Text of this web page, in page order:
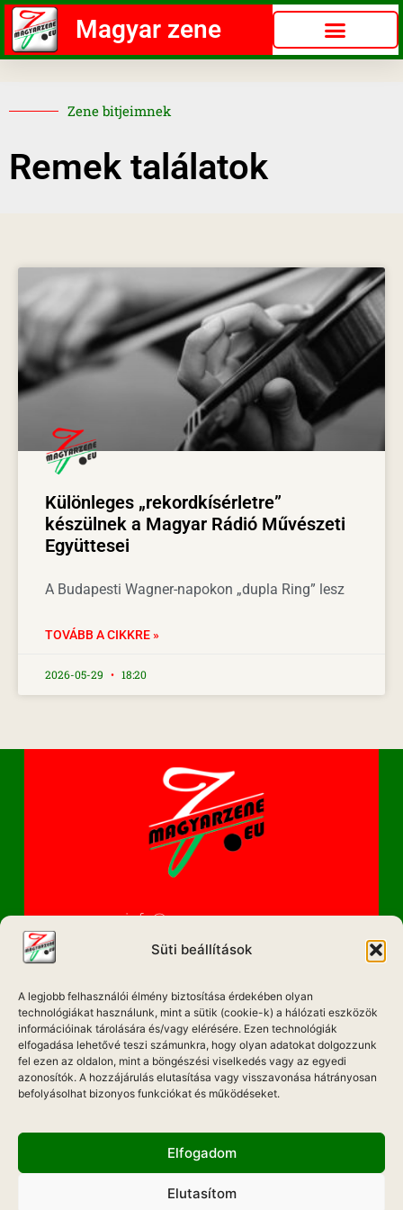
Süti beállítások
A legjobb felhasználói élmény biztosítása érdekében olyan
technológiákat használunk, mint a sütik (cookie-k) a hálózati eszközök
információinak tárolására és/vagy elérésére. Ezen technológiák
elfogadása lehetővé teszi számunkra, hogy olyan adatokat dolgozzunk
fel ezen az oldalon, mint a böngészési viselkedés vagy az egyedi
azonosítók. A hozzájárulás elutasítása vagy visszavonása hátrányosan
befolyásolhat bizonyos funkciókat és működéseket.
Elfogadom
Elutasítom
Magyar zene
Zene bitjeimnek
Remek találatok
Különleges „rekordkísérletre”
készülnek a Magyar Rádió Művészeti
Együttesei
A Budapesti Wagner-napokon „dupla Ring” lesz
TOVÁBB A CIKKRE »
2026-05-29 18:20
info@magyarzene.eu
IMPRESSZUM
ETIKAI KÓDEX
MÉDIA AJÁNLAT
ADATKEZELÉSI NYILATKOZAT
Hadd Szóljon!